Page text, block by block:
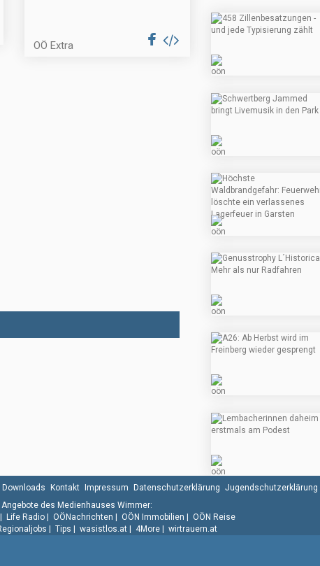
OÖ Extra
Downloads Kontakt Impressum Datenschutzerklärung Jugendschutzerklärung
des Medienhauses Wimmer:
| Life Radio | OÖNachrichten | OÖN Immobilien | OÖN Reise
| Tips | wasistlos.at | 4More | wirtrauern.at